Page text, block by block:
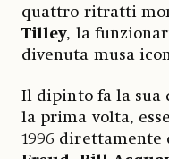
quattro ritratti
Tilley, la
divenuta musa
Il dipinto fa la sua
la prima volta,
1996